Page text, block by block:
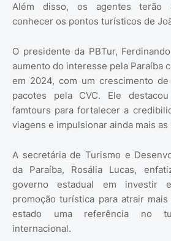
Além disso, os agentes terão
conhecer os pontos turísticos de
O presidente da PBTur,
aumento do interesse pela Paraíba
em 2024, com um crescimento
pacotes pela CVC. Ele
famtours para fortalecer a
viagens e impulsionar ainda mais as
A secretária de Turismo e
da Paraíba, Rosália Lucas,
governo estadual em investir
promoção turística para atrair
estado uma referência no
internacional.